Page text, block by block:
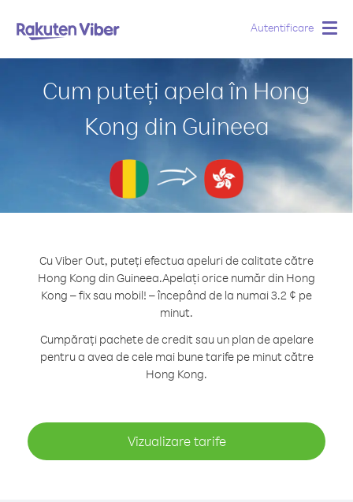
Autentificare
Cum puteți apela în Hong
Kong din Guineea
Cu Viber Out, puteți efectua apeluri de calitate către
Hong Kong din Guineea.Apelați orice număr din Hong
Kong – fix sau mobil! – începând de la numai 3.2 ¢ pe
minut.
Cumpărați pachete de credit sau un plan de apelare
pentru a avea de cele mai bune tarife pe minut către
Hong Kong.
Vizualizare tarife